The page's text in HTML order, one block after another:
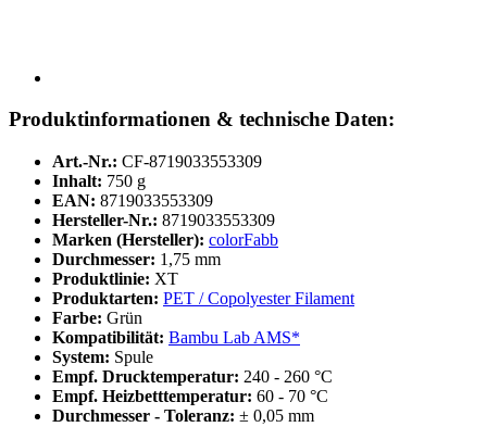
Produktinformationen & technische Daten:
Art.-Nr.: CF-8719033553309
Inhalt: 750 g
EAN: 8719033553309
Hersteller-Nr.: 8719033553309
Marken (Hersteller): colorFabb
Durchmesser: 1,75 mm
Produktlinie: XT
Produktarten: PET / Copolyester Filament
Farbe: Grün
Kompatibilität: Bambu Lab AMS*
System: Spule
Empf. Drucktemperatur: 240 - 260 °C
Empf. Heizbetttemperatur: 60 - 70 °C
Durchmesser - Toleranz: ± 0,05 mm